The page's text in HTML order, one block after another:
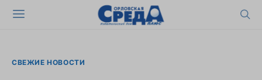
СВЕЖИЕ НОВОСТИ